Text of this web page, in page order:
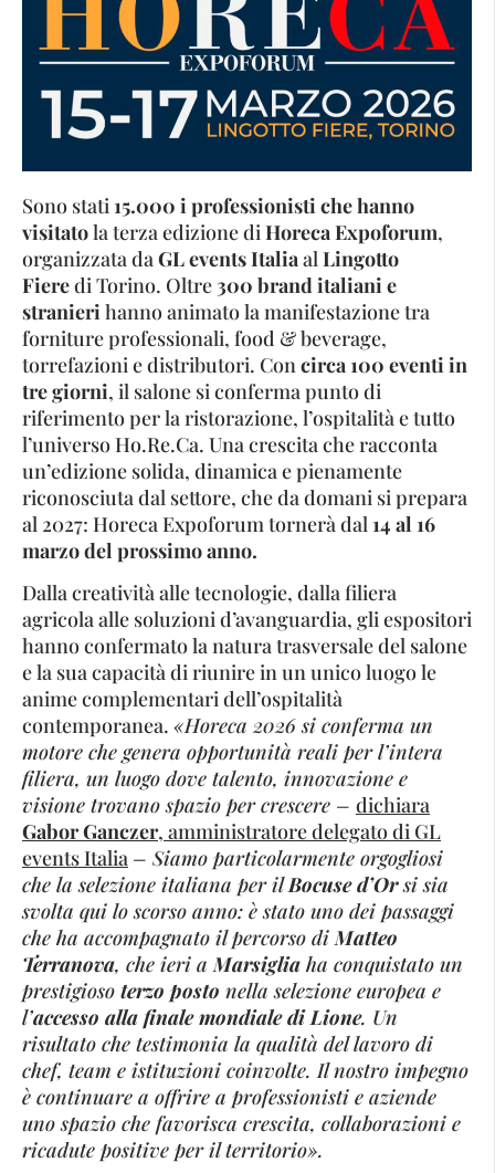
Sono stati 15.000 i professionisti che hanno
visitatola terza edizione diHoreca Expoforum,
organizzata daGL events ItaliaalLingotto
Fieredi Torino. Oltre 300 brand italiani e
stranierihanno animato la manifestazione tra
forniture professionali, food & beverage,
torrefazioni e distributori. Concirca 100 eventi in
tre giorni, il salone si conferma punto di
riferimento per la ristorazione, l’ospitalità e tutto
l’universo Ho.Re.Ca. Una crescita che racconta
un’edizione solida, dinamica e pienamente
riconosciuta dal settore, che da domani si prepara
al 2027: Horeca Expoforum tornerà dal 14 al 16
marzo del prossimo anno.
Dalla creatività alle tecnologie, dalla filiera
agricola alle soluzioni d’avanguardia, gli espositori
hanno confermato la natura trasversale del salone
e la sua capacità di riunire in un unico luogo le
anime complementari dell’ospitalità
contemporanea. «Horeca 2026 si conferma un
motore che genera opportunità reali per l’intera
filiera, un luogo dove talento, innovazione e
visione trovano spazio per crescere – dichiara
Gabor Ganczer, amministratore delegato di GL
events Italia – Siamo particolarmente orgogliosi
che la selezione italiana per ilBocuse d’Orsi sia
svolta qui lo scorso anno: è stato uno dei passaggi
che ha accompagnato il percorso diMatteo
Terranova, che ieri aMarsiglia ha conquistato un
prestigioso terzo posto nella selezione europea e
l’accesso alla finale mondiale di Lione. Un
risultato che testimonia la qualità del lavoro di
chef, team e istituzioni coinvolte. Il nostro impegno
è continuare a offrire a professionisti e aziende
uno spazio che favorisca crescita, collaborazioni e
ricadute positive per il territorio».